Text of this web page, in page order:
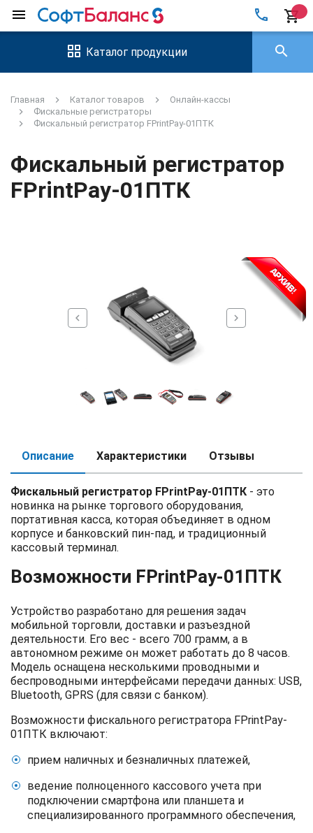
menu local_phone shopping_cart
Каталог продукции search
Главная Каталог товаров
Онлайн-кассы
Фискальные регистраторы
Фискальный регистратор FPrintPay-01ПТК
chevron_left chevron_right
Фискальный регистратор
FPrintPay-01ПТК
Описание Характеристики Отзывы
Фискальный регистратор FPrintPay-01ПТК - это
новинка на рынке торгового оборудования,
портативная касса, которая объединяет в одном
корпусе и банковский пин-пад, и традиционный
кассовый терминал.
Возможности FPrintPay-01ПТК
Устройство разработано для решения задач
мобильной торговли, доставки и разъездной
деятельности. Его вес - всего 700 грамм, а в
автономном режиме он может работать до 8 часов.
Модель оснащена несколькими проводными и
беспроводными интерфейсами передачи данных: USB,
Bluetooth, GPRS (для связи с банком).
Возможности фискального регистратора FPrintPay-
01ПТК включают:
прием наличных и безналичных платежей,
ведение полноценного кассового учета при
подключении смартфона или планшета и
специализированного программного обеспечения,